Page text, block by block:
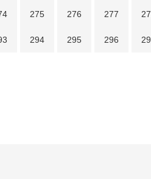
275 276 277
294 295 296